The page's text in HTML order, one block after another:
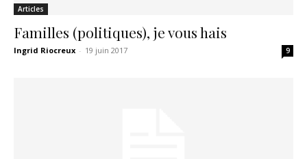
Articles
Familles (politiques), je vous hais
Ingrid Riocreux - 19 juin 2017 9